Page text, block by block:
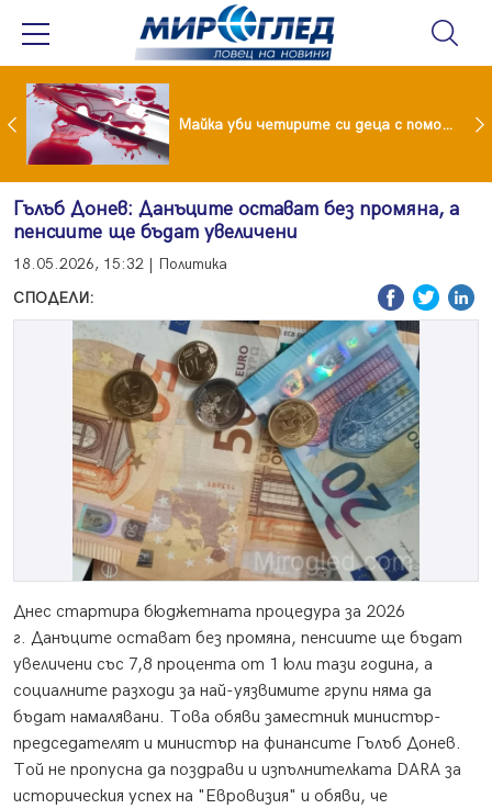
Проф.Кантарджиев: Пазете се от комарите и полово предаваните инфекции Майка уби четирите си деца с помощта на баба им, след което се самоуби
Гълъб Донев: Данъците остават без промяна, а
пенсиите ще бъдат увеличени
18.05.2026, 15:32 | Политика
СПОДЕЛИ:
Днес стартира бюджетната процедура за 2026
г. Данъците остават без промяна, пенсиите ще бъдат
увеличени със 7,8 процента от 1 юли тази година, а
социалните разходи за най-уязвимите групи няма да
бъдат намалявани. Това обяви заместник министър-
председателят и министър на финансите Гълъб Донев.
Той не пропусна да поздрави и изпълнителката DARA за
историческия успех на "Евровизия" и обяви, че